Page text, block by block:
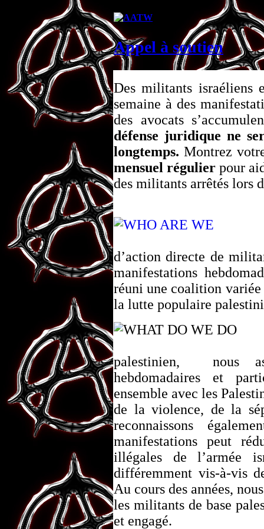
Appel à soutien
Des militants israéliens
semaine à des
des avocats
défense juridique ne
longtemps. Montrez
mensuel régulier pour
des militants arrêtés lors
d’action directe de
manifestations
réuni une coalition
la lutte populaire
palestinien, nous
hebdomadaires et
ensemble avec les
de la violence, de la
reconnaissons
manifestations peut
illégales de l’armée
différemment vis-à-vis
Au cours des années,
les militants de base
et engagé.